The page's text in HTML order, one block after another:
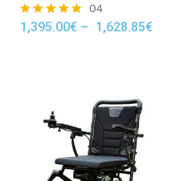
Rated
04
1,395.00€ – 1,628.85€